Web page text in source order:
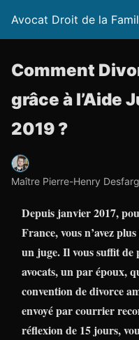
Avocat Droit de la
Comment
grâce à l’Aide
2019 ?
Maître Pierre-Henry
Depuis janvier 2017,
France, vous n’avez
un juge. Il vous suffit de
avocats, un par époux,
convention de divorce
envoyé par courrier
réflexion de 15 jours,